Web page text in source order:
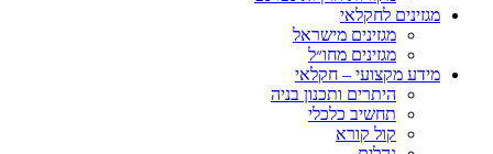
מגזינים לחקלאי
מגזינים מישראל
מגזינים מחו״ל
מידע מקצועי – חקלאי
היתרים ותכנון בניה
תחשיב כלכלי
קול קורא